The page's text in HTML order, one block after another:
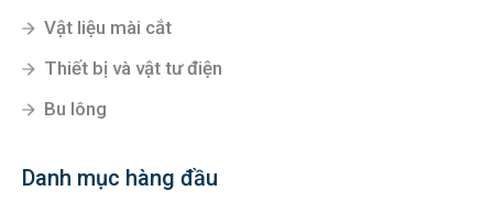
Vật liệu mài cắt
Thiết bị và vật tư điện
Bu lông
Danh mục hàng đầu